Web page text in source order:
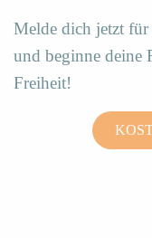
Melde dich jetzt für
und beginne deine
Freiheit!